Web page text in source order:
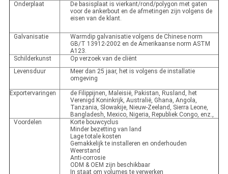
Onderplaat
De basisplaat is vierkant/rond/polygon met gaten
voor de ankerbout en de afmetingen zijn volgens de
eisen van de klant.
Galvanisatie
Warmdip galvanisatie volgens de Chinese norm
GB/T 13912-2002 en de Amerikaanse norm ASTM
A123.
Schilderkunst
Op verzoek van de cliënt
Levensduur
Meer dan 25 jaar, het is volgens de installatie
omgeving
Exportervaringen
de Filippijnen, Maleisië, Pakistan, Rusland, het
Verenigd Koninkrijk, Australië, Ghana, Angola,
Tanzania, Slowakije, Nieuw-Zeeland, Sierra Leone,
Bangladesh, Mexico, Nigeria, Republiek Congo, enz.,
Voordelen
Korte bouwcyclus
Minder bezetting van land
Lage totale kosten
Gemakkelijk te installeren en onderhouden
Weerstand
Anti-corrosie
ODM & OEM zijn beschikbaar
In staat om volumes te verwerken